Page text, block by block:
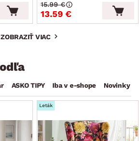
13.59 €
15.99 €
ZOBRAZIŤ VIAC
ASKO TIPY Iba v e-shope Novinky
Leták